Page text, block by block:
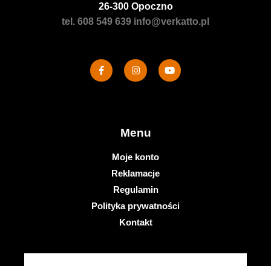
26-300 Opoczno
tel. 608 549 639 info@verkatto.pl
Menu
Moje konto
Reklamacje
Regulamin
Polityka prywatności
Kontakt